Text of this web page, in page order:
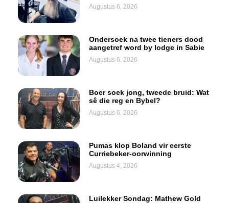
Augustus 6, 2026
Ondersoek na twee tieners dood
aangetref word by lodge in Sabie
Augustus 6, 2026
Boer soek jong, tweede bruid: Wat
sê die reg en Bybel?
Augustus 6, 2026
Pumas klop Boland vir eerste
Curriebeker-oorwinning
Augustus 4, 2026
Luilekker Sondag: Mathew Gold